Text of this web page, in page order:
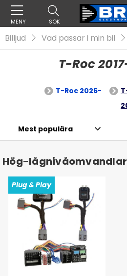
MENY SÖK
Billjud Vad passar i min bil
T-Roc
T-Roc 2026-
Hög-
Plug & Play